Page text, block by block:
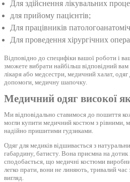
Для здійснення лікувальних
для прийому пацієнтів;
Для працівників
Для проведення хірургічних
Відповідно до специфіки вашої роботи і
зможете вибрати найбільш відповідний
лікаря або медсестри, медичний халат,
допомоги, медичну шапочку.
Медичний одяг високої
Ми відповідально ставимося до пошиття
могли купити медичний костюм з рівними,
надійно пришитими гудзиками.
Одяг для медиків відшивається з
габардину, батисту. Вона приємна на дотик
сподобається, що медичні костюми
легко прати, вони не линяють, тривалий
вигляд.